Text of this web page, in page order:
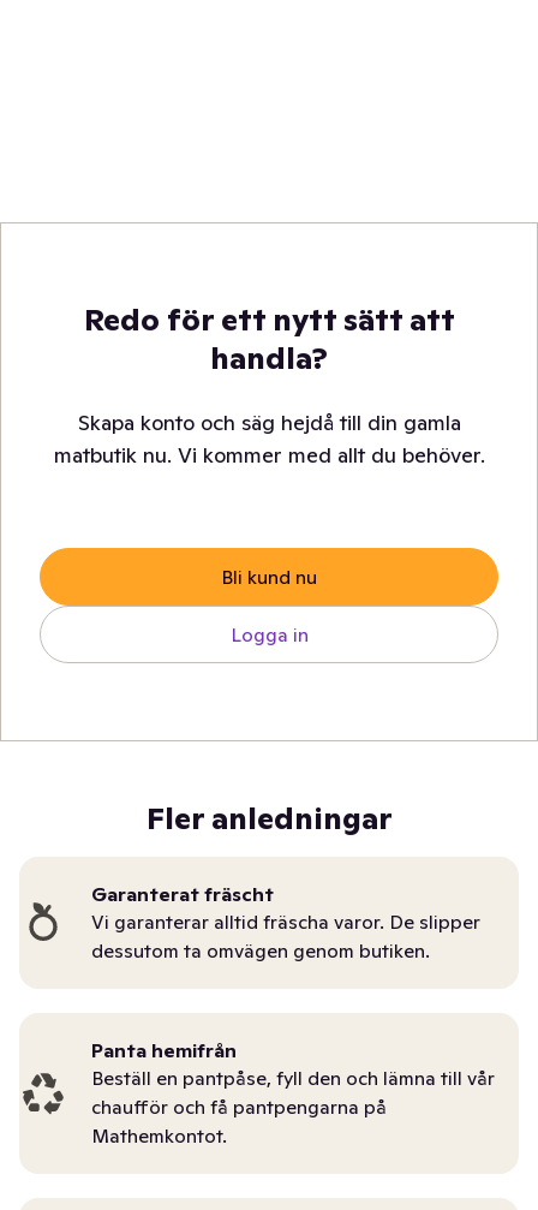
Redo för ett nytt sätt att
handla?
Skapa konto och säg hejdå till din gamla
matbutik nu. Vi kommer med allt du behöver.
Bli kund nu
Logga in
Fler anledningar
Garanterat fräscht
Vi garanterar alltid fräscha varor. De slipper
dessutom ta omvägen genom butiken.
Panta hemifrån
Beställ en pantpåse, fyll den och lämna till vår
chaufför och få pantpengarna på
Mathemkontot.